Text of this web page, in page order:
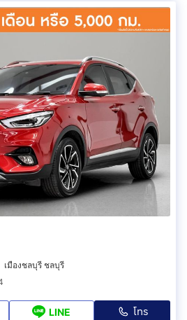
เมืองชลบุรี ชลบุรี
LINE โทร